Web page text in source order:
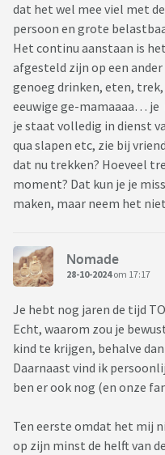
dat het wel mee viel met
persoon en grote
Het continu aanstaan is
afgesteld zijn op een
genoeg drinken, eten,
eeuwige ge-mamaaaa…
je staat volledig in dienst
qua slapen etc, zie bij
dat nu trekken? Hoeveel
moment? Dat kun je je
maken, maar neem het
Nomade
28-10-2024om 17:17
Je hebt nog jaren de tijd
Echt, waarom zou je
kind te krijgen, behalve
Daarnaast vind ik
ben er ook nog (en onze
Ten eerste omdat het mij
op zijn minst de helft van